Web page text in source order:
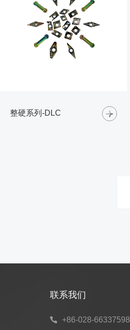
整硬系列-DLC
联系我们
 +86-028-66337598